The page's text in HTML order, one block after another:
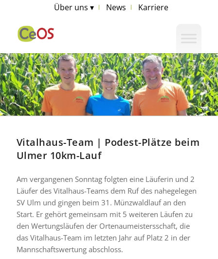
Über uns ▾ News Karriere
Vitalhaus-Team | Podest-Plätze beim
Ulmer 10km-Lauf
Am vergangenen Sonntag folgten eine Läuferin und 2
Läufer des Vitalhaus-Teams dem Ruf des nahegelegen
SV Ulm und gingen beim 31. Münzwaldlauf an den
Start. Er gehört gemeinsam mit 5 weiteren Läufen zu
den Wertungsläufen der Ortenaumeistersschaft, die
das Vitalhaus-Team im letzten Jahr auf Platz 2 in der
Mannschaftswertung abschloss.